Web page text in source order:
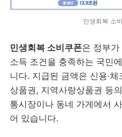
민생회복 소
민생회복 소비쿠폰은 정부
소득 조건을 충족하는 국민
니다. 지급된 금액은 신용·
상품권, 지역사랑상품권 등
통시장이나 동네 가게에서
어 있습니다.